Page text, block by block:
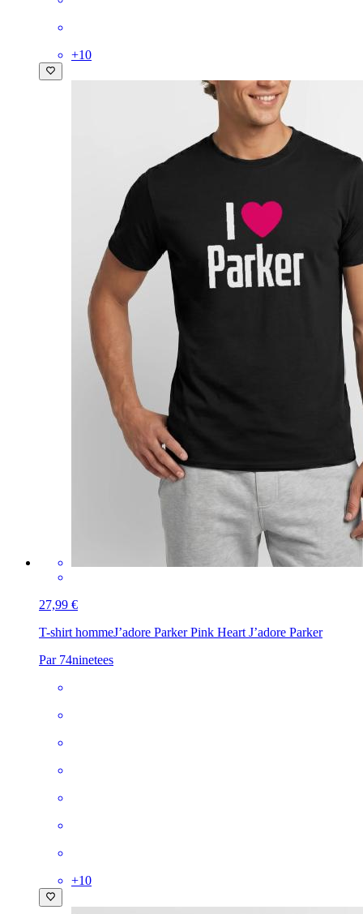
+10
27,99 €
T-shirt hommeJ’adore Parker Pink Heart J’adore Parker
Par 74ninetees
+10